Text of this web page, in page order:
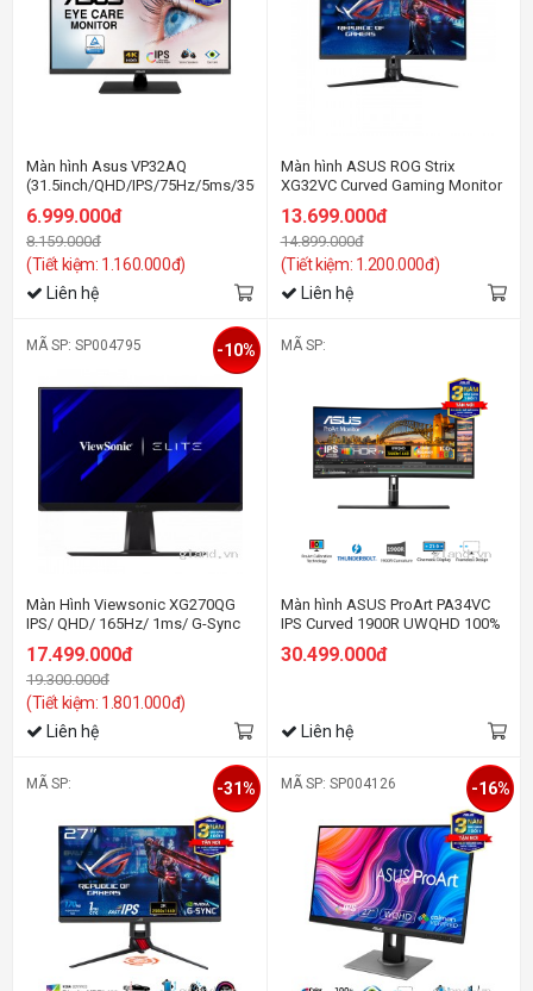
Màn hình Asus VP32AQ
(31.5inch/QHD/IPS/75Hz/5ms/350nits/HDMI+DP+Audio/Loa/Freesync)
6.999.000đ
8.159.000đ
(Tiết kiệm: 1.160.000đ)
Liên hệ
Màn hình ASUS ROG Strix
XG32VC Curved Gaming Monitor
13.699.000đ
14.899.000đ
(Tiết kiệm: 1.200.000đ)
Liên hệ
MÃ SP: SP004795
Màn Hình Viewsonic XG270QG
IPS/ QHD/ 165Hz/ 1ms/ G-Sync
17.499.000đ
19.300.000đ
(Tiết kiệm: 1.801.000đ)
-10%
Liên hệ
MÃ SP:
Màn hình ASUS ProArt PA34VC
IPS Curved 1900R UWQHD 100%
30.499.000đ
Liên hệ
MÃ SP: -31% MÃ SP: SP004126 -16%